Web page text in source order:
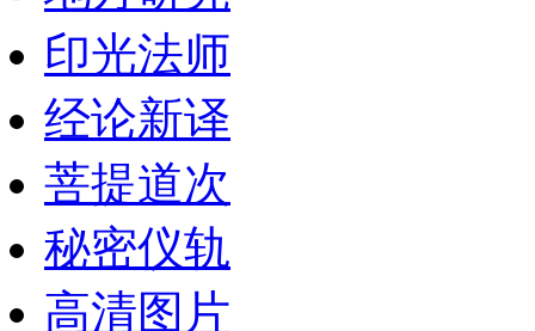
印光法师
经论新译
菩提道次
秘密仪轨
高清图片